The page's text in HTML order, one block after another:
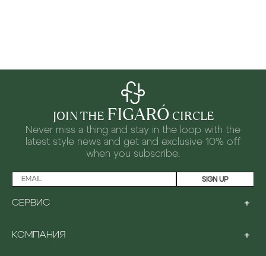
СЕРВИС +
PAYMENT
КОМПАНИЯ +
JOIN THE FIGARÓ CIRCLE
Never miss a thing and stay in the loop with the
latest style news and get and exclusive 10% off
when you subscribe.
SIGN UP